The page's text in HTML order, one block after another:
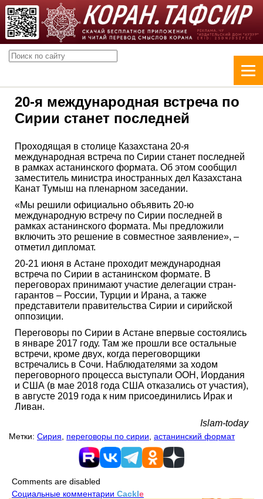
20-я международная встреча по
Сирии станет последней
Проходящая в столице Казахстана 20-я
международная встреча по Сирии станет последней
в рамках астанинского формата. Об этом сообщил
заместитель министра иностранных дел Казахстана
Канат Тумыш на пленарном заседании.
«Мы решили официально объявить 20-ю
международную встречу по Сирии последней в
рамках астанинского формата. Мы предложили
включить это решение в совместное заявление», –
отметил дипломат.
20-21 июня в Астане проходит международная
встреча по Сирии в астанинском формате. В
переговорах принимают участие делегации стран-
гарантов – России, Турции и Ирана, а также
представители правительства Сирии и сирийской
оппозиции.
Переговоры по Сирии в Астане впервые состоялись
в январе 2017 году. Там же прошли все остальные
встречи, кроме двух, когда переговорщики
встречались в Сочи. Наблюдателями за ходом
переговорного процесса выступали ООН, Иордания
и США (в мае 2018 года США отказались от участия),
в августе 2019 года к ним присоединились Ирак и
Ливан.
Islam-today
Метки: Сирия переговоры по сирии астанинский формат
Comments are disabled
Социальные комментарии Cackle